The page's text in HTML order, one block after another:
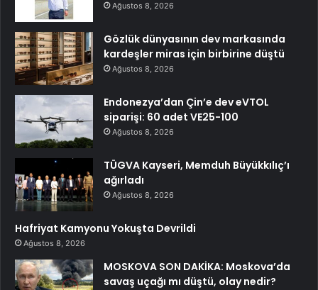
Ağustos 8, 2026
Gözlük dünyasının dev markasında
kardeşler miras için birbirine düştü
Ağustos 8, 2026
Endonezya’dan Çin’e dev eVTOL
siparişi: 60 adet VE25-100
Ağustos 8, 2026
TÜGVA Kayseri, Memduh Büyükkılıç’ı
ağırladı
Ağustos 8, 2026
Hafriyat Kamyonu Yokuşta Devrildi
Ağustos 8, 2026
MOSKOVA SON DAKİKA: Moskova’da
savaş uçağı mı düştü, olay nedir?